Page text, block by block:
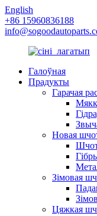
English
+86 15960836188
Галоўная
Прадукты
Гарачая
Новая
Зімовая
Цяжкая